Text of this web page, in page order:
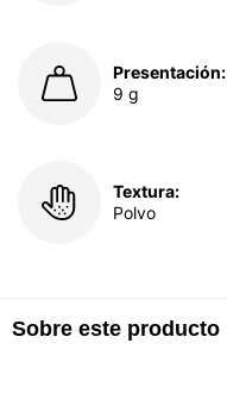
Presentación:
9 g
Textura:
Polvo
Sobre este producto